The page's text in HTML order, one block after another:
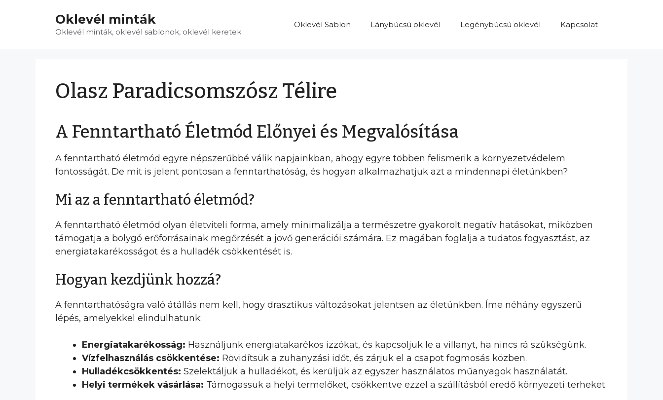
Oklevél minták
Oklevél minták, oklevél sablonok, oklevél keretek
Oklevél Sablon Lánybúcsú oklevél Legénybúcsú oklevél Kapcsolat
Olasz Paradicsomszósz Télire
A Fenntartható Életmód Előnyei és Megvalósítása
A fenntartható életmód egyre népszerűbbé válik napjainkban, ahogy egyre többen felismerik a környezetvédelem
fontosságát. De mit is jelent pontosan a fenntarthatóság, és hogyan alkalmazhatjuk azt a mindennapi életünkben?
Mi az a fenntartható életmód?
A fenntartható életmód olyan életviteli forma, amely minimalizálja a természetre gyakorolt negatív hatásokat, miközben
támogatja a bolygó erőforrásainak megőrzését a jövő generációi számára. Ez magában foglalja a tudatos fogyasztást, az
energiatakarékosságot és a hulladék csökkentését is.
Hogyan kezdjünk hozzá?
A fenntarthatóságra való átállás nem kell, hogy drasztikus változásokat jelentsen az életünkben. Íme néhány egyszerű
lépés, amelyekkel elindulhatunk:
Energiatakarékosság: Használjunk energiatakarékos izzókat, és kapcsoljuk le a villanyt, ha nincs rá szükségünk.
Vízfelhasználás csökkentése: Rövidítsük a zuhanyzási időt, és zárjuk el a csapot fogmosás közben.
Hulladékcsökkentés: Szelektáljuk a hulladékot, és kerüljük az egyszer használatos műanyagok használatát.
Helyi termékek vásárlása: Támogassuk a helyi termelőket, csökkentve ezzel a szállításból eredő környezeti terheket.